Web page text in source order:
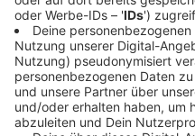
etwas besser machen?
Schlafexperten Dr.
"Wenn eine
anhält, sollte man